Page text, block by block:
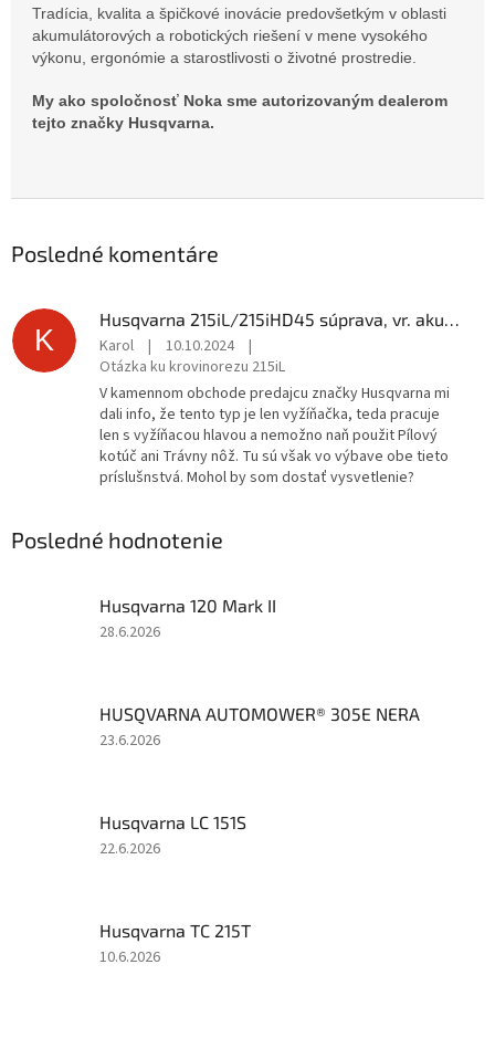
Tradícia, kvalita a špičkové inovácie predovšetkým v oblasti
akumulátorových a robotických riešení v mene vysokého
výkonu, ergonómie a starostlivosti o životné prostredie.
My ako spoločnosť Noka sme autorizovaným dealerom
tejto značky Husqvarna.
Posledné komentáre
K
Husqvarna 215iL/215iHD45 súprava, vr. akumulátora a nabíjačky
Karol | 10.10.2024
|
Otázka ku krovinorezu 215iL
V kamennom obchode predajcu značky Husqvarna mi
dali info, že tento typ je len vyžíňačka, teda pracuje
len s vyžíňacou hlavou a nemožno naň použit Pílový
kotúč ani Trávny nôž. Tu sú však vo výbave obe tieto
príslušnstvá. Mohol by som dostať vysvetlenie?
Posledné hodnotenie
Husqvarna 120 Mark II
Hodnotenie
z
5
28.6.2026
HUSQVARNA AUTOMOWER® 305E NERA
Hodnotenie
z
5
23.6.2026
Husqvarna LC 151S
Hodnotenie
z
5
22.6.2026
Husqvarna TC 215T
Hodnotenie
10.6.2026